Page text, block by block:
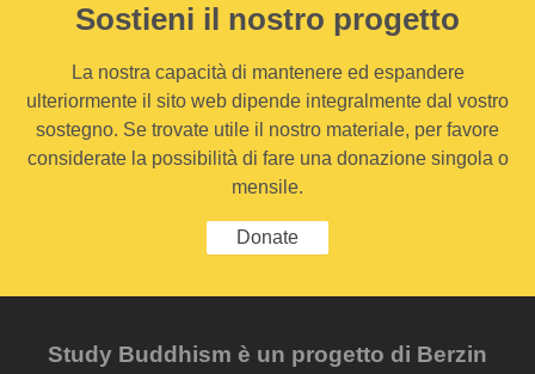
Sostieni il nostro progetto
La nostra capacità di mantenere ed espandere
ulteriormente il sito web dipende integralmente dal vostro
sostegno. Se trovate utile il nostro materiale, per favore
considerate la possibilità di fare una donazione singola o
mensile.
Donate
Study Buddhism è un progetto di Berzin